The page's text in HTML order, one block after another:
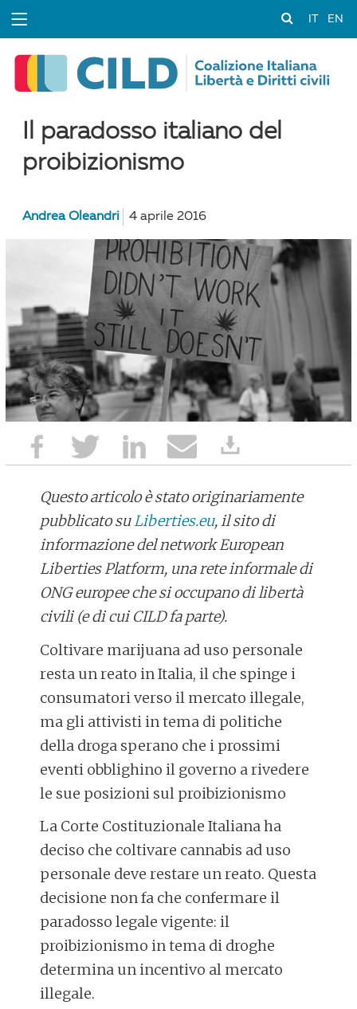
EN
Il paradosso italiano del
proibizionismo
Andrea Oleandri 4 aprile 2016
Questo articolo è stato originariamente
pubblicato suLiberties.eu, il sito di
informazione del network European
Liberties Platform, una rete informale di
ONG europee che si occupano di libertà
civili (e di cui CILD fa parte).
Coltivare marijuana ad uso personale
resta un reato in Italia, il che spinge i
consumatori verso il mercato illegale,
ma gli attivisti in tema di politiche
della droga sperano che i prossimi
eventi obblighino il governo a rivedere
le sue posizioni sul proibizionismo
La Corte Costituzionale Italiana ha
deciso che coltivare cannabis ad uso
personale deve restare un reato. Questa
decisione non fa che confermare il
paradosso legale vigente: il
proibizionismo in tema di droghe
determina un incentivo al mercato
illegale.